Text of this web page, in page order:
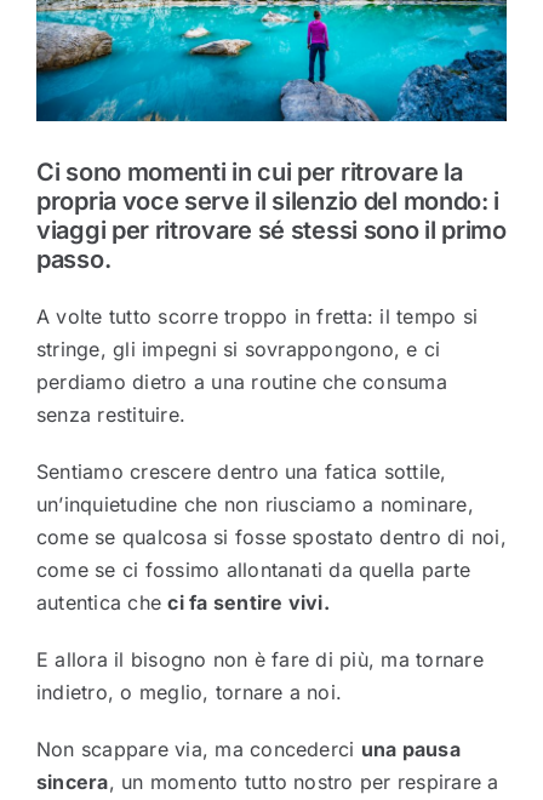
Ci sono momenti in cui per ritrovare la
propria voce serve il silenzio del mondo: i
viaggi per ritrovare sé stessi sono il primo
passo.
A volte tutto scorre troppo in fretta: il tempo si
stringe, gli impegni si sovrappongono, e ci
perdiamo dietro a una routine che consuma
senza restituire.
Sentiamo crescere dentro una fatica sottile,
un’inquietudine che non riusciamo a nominare,
come se qualcosa si fosse spostato dentro di noi,
come se ci fossimo allontanati da quella parte
autentica checi fa sentire vivi.
E allora il bisogno non è fare di più, ma tornare
indietro, o meglio, tornare a noi.
Non scappare via, ma concederci una pausa
sincera, un momento tutto nostro per respirare a